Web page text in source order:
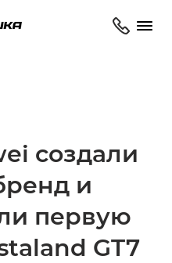
создали
и
первую
GT7